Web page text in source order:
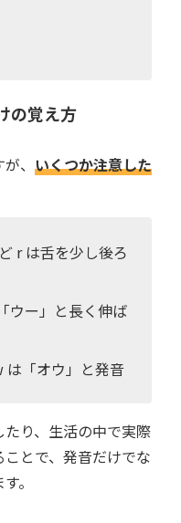
の覚え方
、 いくつか注意した
r は舌を少し後ろ
ウー」と長く伸ば
「オウ」と発音
り、生活の中で実際
とで、発音だけでな
。